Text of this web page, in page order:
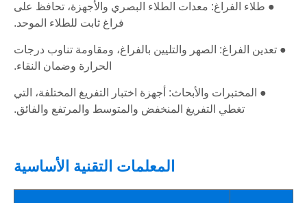
● طلاء الفراغ: معدات الطلاء البصري والأجهزة، تحافظ على
فراغ ثابت للطلاء الموحد.
● تعدين الفراغ: الصهر والتليين بالفراغ، ومقاومة تناوب درجات
الحرارة وضمان النقاء.
● المختبرات والأبحاث: أجهزة اختبار التفريغ المختلفة، التي
تغطي التفريغ المنخفض والمتوسط ​​والمرتفع والفائق.
المعلمات التقنية الأساسية